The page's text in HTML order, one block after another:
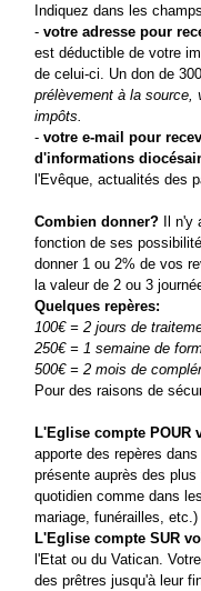
Indiquez dans les
- votre adresse pour
est déductible de votre
de celui-ci. Un don de
prélèvement à la source,
impôts.
- votre e-mail pour
d'informations
l'Evêque, actualités des
Combien donner?
Il
fonction de ses
donner 1 ou 2% de vos
la valeur de 2 ou 3
Quelques repères:
100€ = 2 jours de
250€ = 1 semaine de
500€ = 2 mois de
Pour des raisons de
L'Eglise compte POUR
apporte des repères
présente auprès des
quotidien comme dans
mariage, funérailles, etc.)
L'Eglise compte SUR
l'Etat ou du Vatican.
des prêtres jusqu'à leur